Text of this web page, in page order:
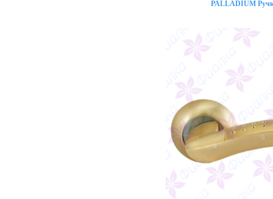
PALLADIUM